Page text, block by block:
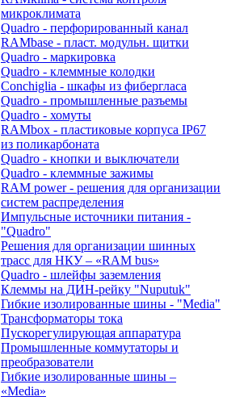
микроклимата
Quadro - перфорированный канал
RAMbase - пласт. модульн. щитки
Quadro - маркировка
Quadro - клеммные колодки
Conchiglia - шкафы из фибергласа
Quadro - промышленные разъемы
Quadro - хомуты
RAMbox - пластиковые корпуса IP67
из поликарбоната
Quadro - кнопки и выключатели
Quadro - клеммные зажимы
RAM power - решения для организации
систем распределения
Импульсные источники питания -
"Quadro"
Решения для организации шинных
трасс для НКУ – «RAM bus»
Quadro - шлейфы заземления
Клеммы на ДИН-рейку "Nuputuk"
Гибкие изолированные шины - "Media"
Трансформаторы тока
Пускорегулирующая аппаратура
Промышленные коммутаторы и
преобразователи
Гибкие изолированные шины –
«Media»